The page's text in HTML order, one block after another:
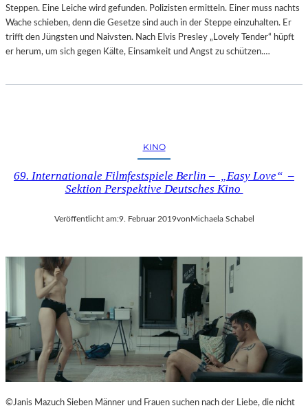
Steppen. Eine Leiche wird gefunden. Polizisten ermitteln. Einer muss nachts
Wache schieben, denn die Gesetze sind auch in der Steppe einzuhalten. Er
trifft den Jüngsten und Naivsten. Nach Elvis Presley „Lovely Tender“ hüpft
er herum, um sich gegen Kälte, Einsamkeit und Angst zu schützen.…
KINO
69. Internationale Filmfestspiele Berlin – „Easy Love“ –
Sektion Perspektive Deutsches Kino
Veröffentlicht am:9. Februar 2019von Michaela Schabel
©Janis Mazuch Sieben Männer und Frauen suchen nach der Liebe, die nicht